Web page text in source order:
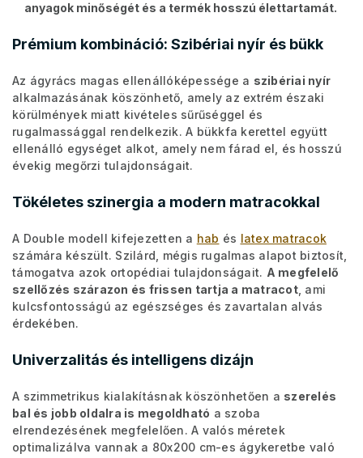
anyagok minőségét és a termék hosszú élettartamát.
Prémium kombináció: Szibériai nyír és bükk
Az ágyrács magas ellenállóképessége a szibériai nyír
alkalmazásának köszönhető, amely az extrém északi
körülmények miatt kivételes sűrűséggel és
rugalmassággal rendelkezik. A bükkfa kerettel együtt
ellenálló egységet alkot, amely nem fárad el, és hosszú
évekig megőrzi tulajdonságait.
Tökéletes szinergia a modern matracokkal
A Double modell kifejezetten a hab és latex matracok
számára készült. Szilárd, mégis rugalmas alapot biztosít,
támogatva azok ortopédiai tulajdonságait. A megfelelő
szellőzés szárazon és frissen tartja a matracot, ami
kulcsfontosságú az egészséges és zavartalan alvás
érdekében.
Univerzalitás és intelligens dizájn
A szimmetrikus kialakításnak köszönhetően a szerelés
bal és jobb oldalra is megoldható a szoba
elrendezésének megfelelően. A valós méretek
optimalizálva vannak a 80x200 cm-es ágykeretbe való